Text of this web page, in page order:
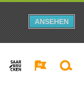
ANSEHEN